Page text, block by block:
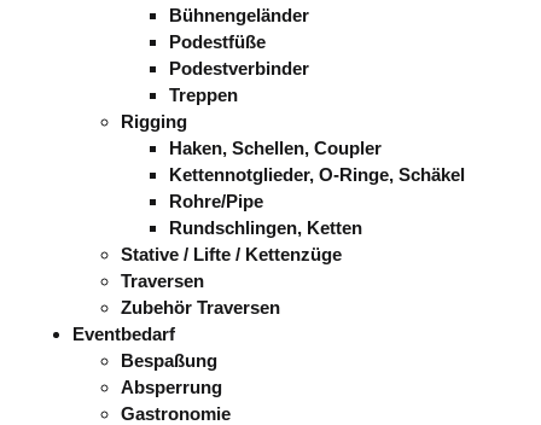
Bühnengeländer
Podestfüße
Podestverbinder
Treppen
Rigging
Haken, Schellen, Coupler
Kettennotglieder, O-Ringe, Schäkel
Rohre/Pipe
Rundschlingen, Ketten
Stative / Lifte / Kettenzüge
Traversen
Zubehör Traversen
Eventbedarf
Bespaßung
Absperrung
Gastronomie